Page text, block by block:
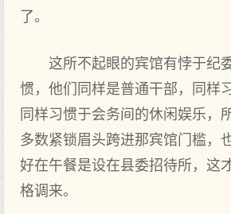
了。
这所不起眼的宾馆有悖于纪
惯，他们同样是普通干部，同样
同样习惯于会务间的休闲娱乐，
多数紧锁眉头跨进那宾馆门槛，
好在午餐是设在县委招待所，这
格调来。